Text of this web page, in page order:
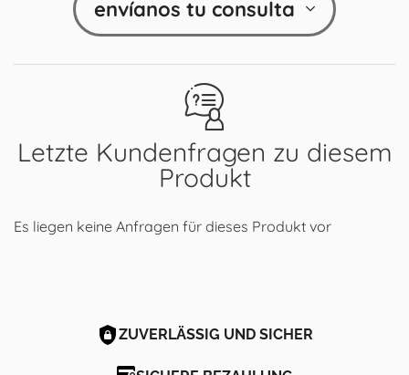
Letzte Kundenfragen zu diesem
Produkt
Es liegen keine Anfragen für dieses Produkt vor
envíanos tu consulta
ZUVERLÄSSIG UND SICHER